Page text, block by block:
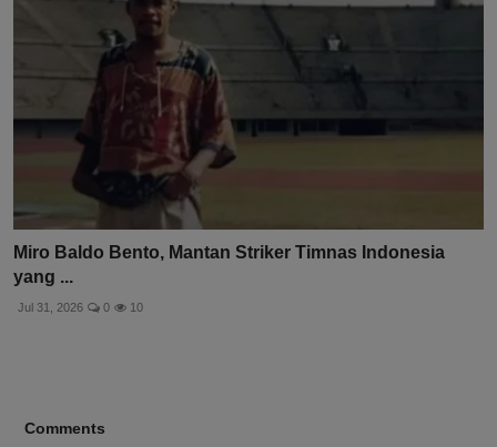
Miro Baldo Bento, Mantan Striker Timnas Indonesia
yang ...
Jul 31, 2026 0 10
Comments